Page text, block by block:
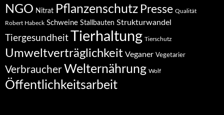
NGO Nitrat Pflanzenschutz Presse Qualität
Robert Habeck Schweine Stallbauten Strukturwandel
Tiergesundheit Tierhaltung Tierschutz
Umweltverträglichkeit Veganer Vegetarier
VerbraucherWelternährung Wolf
Öffentlichkeitsarbeit